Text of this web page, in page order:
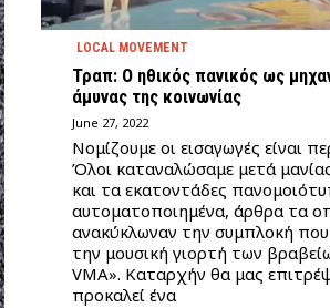
LOCAL MOVEMENT
Τραπ: Ο ηθικός πανικός ως
άμυνας της κοινωνίας
June 27, 2022
Νομίζουμε οι εισαγωγές είναι
Όλοι καταναλώσαμε μετά
και τα εκατοντάδες
αυτοματοποιημένα, άρθρα τα
ανακύκλωναν την συμπλοκή
την μουσική γιορτή των
VMA». Καταρχήν θα μας
προκαλεί ένα